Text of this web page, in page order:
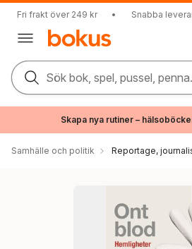
Fri frakt över 249 kr • Snabba
Sök bok, spel, pussel,
Skapa nya rutiner –
Samhälle och politik Reportage,